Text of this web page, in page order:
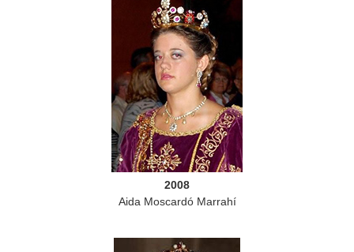
2008
Aida Moscardó Marrahí